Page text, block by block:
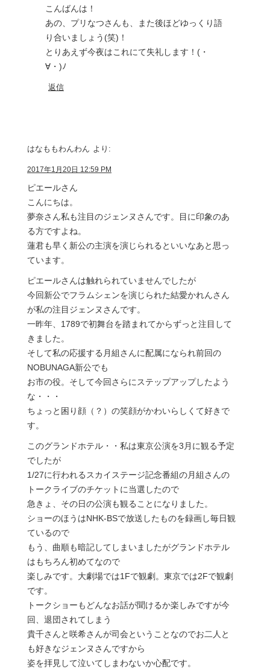
こんばんは！
あの、プリなつさんも、また後ほどゆっくり語
り合いましょう(笑)！
とりあえず今夜はこれにて失礼します！(・
∀・)ﾉ
返信
はなももわんわん より:
2017年1月20日 12:59 PM
ピエールさん
こんにちは。
夢奈さん私も注目のジェンヌさんです。目に印象のあ
る方ですよね。
蓮君も早く新公の主演を演じられるといいなあと思っ
ています。
ピエールさんは触れられていませんでしたが
今回新公でフラムシェンを演じられた結愛かれんさん
が私の注目ジェンヌさんです。
一昨年、1789で初舞台を踏まれてからずっと注目して
きました。
そして私の応援する月組さんに配属になられ前回の
NOBUNAGA新公でも
お市の役。そして今回さらにステップアップしたよう
な・・・
ちょっと困り顔（？）の笑顔がかわいらしくて好きで
す。
このグランドホテル・・私は東京公演を3月に観る予定
でしたが
1/27に行われるスカイステージ記念番組の月組さんの
トークライブのチケットに当選したので
急きょ、その日の公演も観ることになりました。
ショーのほうはNHK-BSで放送したものを録画し毎日観
ているので
もう、曲順も暗記してしまいましたがグランドホテル
はもちろん初めてなので
楽しみです。大劇場では1Fで観劇。東京では2Fで観劇
です。
トークショーもどんなお話が聞けるか楽しみですが今
回、退団されてしまう
貴千さんと咲希さんが司会ということなのでお二人と
も好きなジェンヌさんですから
姿を拝見して泣いてしまわないか心配です。